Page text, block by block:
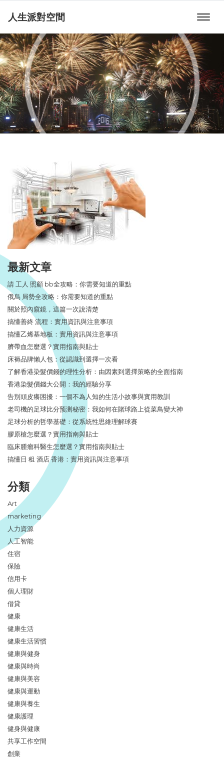
人生派對空間
最新文章
請 工人 照顧 bb全攻略：你需要知道的重點
俄烏 局勢全攻略：你需要知道的重點
關於照內窺鏡，這篇一次說清楚
搞懂善終 流程：實用資訊與注意事項
搞懂乙烯基地板：實用資訊與注意事項
臍帶血怎麼選？實用指南與貼士
床褥品牌懶人包：從認識到選擇一次看
了解香港染髮價錢的理性分析：由因素到選擇策略的全面指南
香港染髮價錢大公開：我的經驗分享
告別頭皮癢困擾：一個不為人知的生活小故事與實用教訓
老司機的足球比分预测秘密：我如何在賭球路上從菜鳥變大神
足球分析的哲學基礎：從系統性思維理解球賽
膠原槍怎麼選？實用指南與貼士
臨床腫瘤科醫生怎麼選？實用指南與貼士
搞懂日 租 酒店 香港：實用資訊與注意事項
分類
Art
marketing
人力資源
人工智能
住宿
保險
信用卡
個人理財
借貸
健康
健康生活
健康生活習慣
健康與健身
健康與時尚
健康與美容
健康與運動
健康與養生
健康護理
健身與健康
共享工作空間
創業